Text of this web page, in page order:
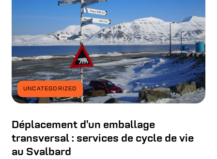
UNCATEGORIZED
Déplacement d’un emballage
transversal : services de cycle de vie
au Svalbard